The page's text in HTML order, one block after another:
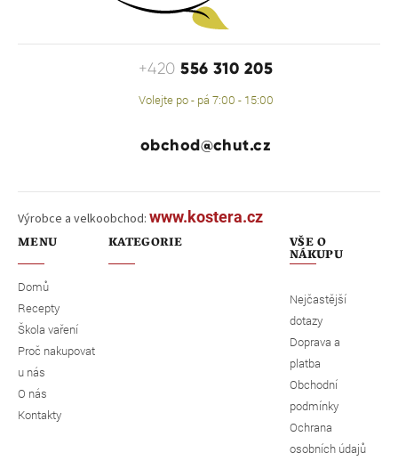
+420556 310 205
Volejte po - pá 7:00 - 15:00
obchod@chut.cz
Výrobce a velkoobchod: www.kostera.cz
MENU
Domů
Recepty
Škola vaření
Proč nakupovat
u nás
O nás
Kontakty
KATEGORIE VŠE O
NÁKUPU
Nejčastější
dotazy
Doprava a
platba
Obchodní
podmínky
Ochrana
osobních údajů